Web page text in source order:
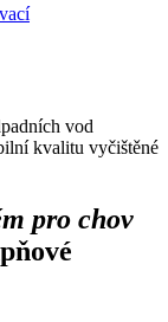
vod
kvalitu vyčištěné
pro chov